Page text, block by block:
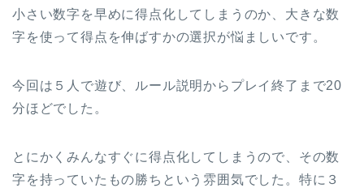
小さい数字を早めに得点化してしまうのか、大きな数
字を使って得点を伸ばすかの選択が悩ましいです。
今回は５人で遊び、ルール説明からプレイ終了まで20
分ほどでした。
とにかくみんなすぐに得点化してしまうので、その数
字を持っていたもの勝ちという雰囲気でした。特に３